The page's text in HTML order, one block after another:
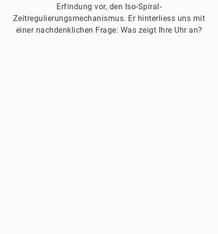
Erfindung vor, den Iso-Spiral-
Zeitregulierungsmechanismus. Er hinterliess uns mit
einer nachdenklichen Frage: Was zeigt Ihre Uhr an?